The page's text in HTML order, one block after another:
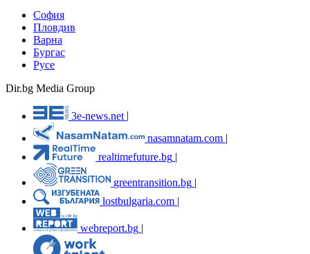
София
Пловдив
Варна
Бургас
Русе
Dir.bg Media Group
3e-news.net
nasamnatam.com |
realtimefuture.bg |
greentransition.bg |
lostbulgaria.com |
webreport.bg